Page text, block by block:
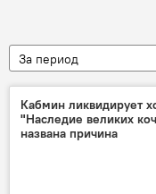
За период
Кабмин ликвидирует
"Наследие великих
названа причина